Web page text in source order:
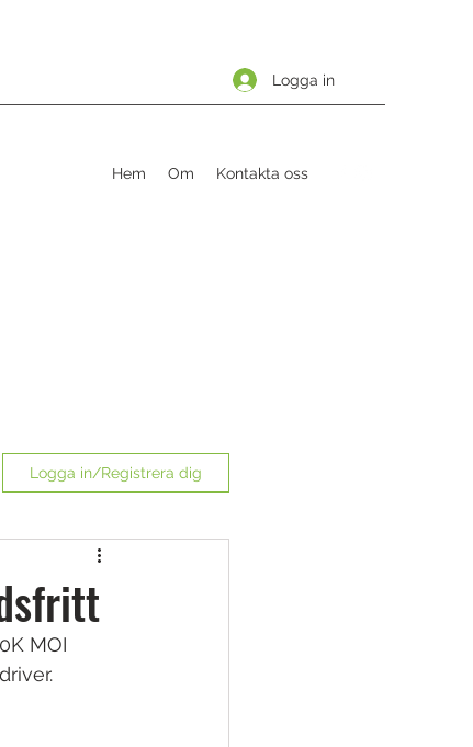
Logga in
Hem Om Kontakta oss
Logga in/Registrera dig
MOI